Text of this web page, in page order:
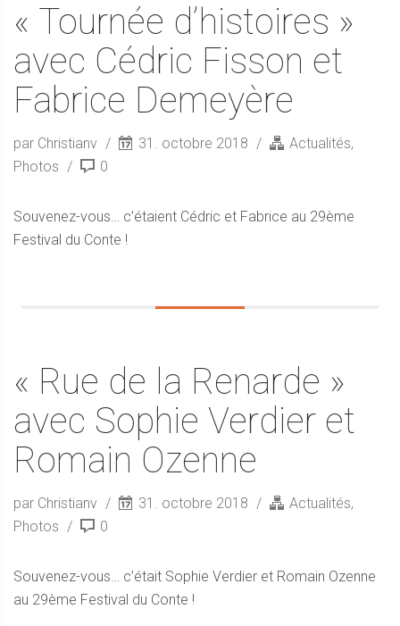
« Tournée d’histoires »
avec Cédric Fisson et
Fabrice Demeyère
par Christianv 31. octobre 2018 Actualités,
Photos
0
Souvenez-vous… c’étaient Cédric et Fabrice au 29ème
Festival du Conte !
« Rue de la Renarde »
avec Sophie Verdier et
Romain Ozenne
par Christianv 31. octobre 2018 Actualités,
Photos
0
Souvenez-vous… c’était Sophie Verdier et Romain Ozenne
au 29ème Festival du Conte !